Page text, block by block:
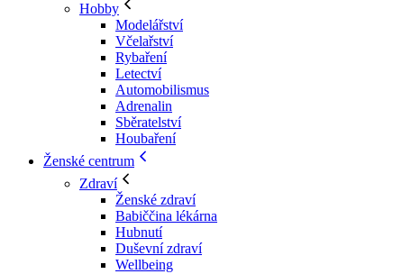
Hobby
Modelářství
Včelařství
Rybaření
Letectví
Automobilismus
Adrenalin
Sběratelství
Houbaření
Ženské centrum
Zdraví
Ženské zdraví
Babiččina lékárna
Hubnutí
Duševní zdraví
Wellbeing